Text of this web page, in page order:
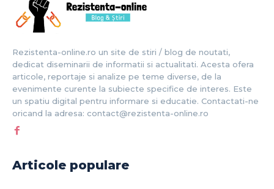
Rezistenta-online.ro un site de stiri / blog de noutati,
dedicat diseminarii de informatii si actualitati. Acesta ofera
articole, reportaje si analize pe teme diverse, de la
evenimente curente la subiecte specifice de interes. Este
un spatiu digital pentru informare si educatie. Contactati-ne
oricand la adresa: contact@rezistenta-online.ro
Articole populare